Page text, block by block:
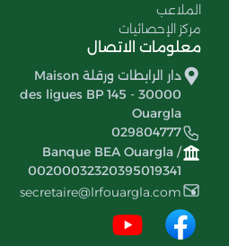
الملاعب
مركز الإحصائيات
معلومات الاتصال
دار الرابطات ورقلة Maison
des ligues BP 145 - 30000
Ouargla
029804777
Banque BEA Ouargla /
00200032320395019341
secretaire@lrfouargla.com